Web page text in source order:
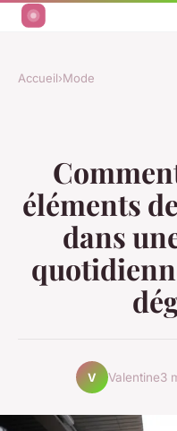
Accueil›Mode
éléments
dans
V Valentine3